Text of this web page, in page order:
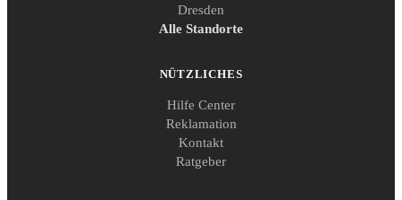
Dresden
Alle Standorte
NÜTZLICHES
Hilfe Center
Reklamation
Kontakt
Ratgeber